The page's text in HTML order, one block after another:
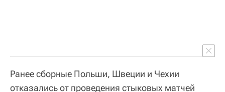
Ранее сборные Польши, Швеции и Чехии
отказались от проведения стыковых матчей